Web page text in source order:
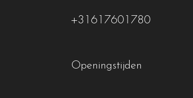
+31617601780
Openingstijden